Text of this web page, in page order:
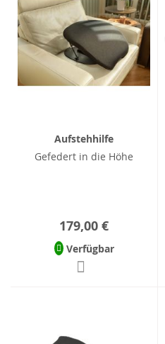
Aufstehhilfe
Gefedert in die Höhe
179,00 €
Verfügbar